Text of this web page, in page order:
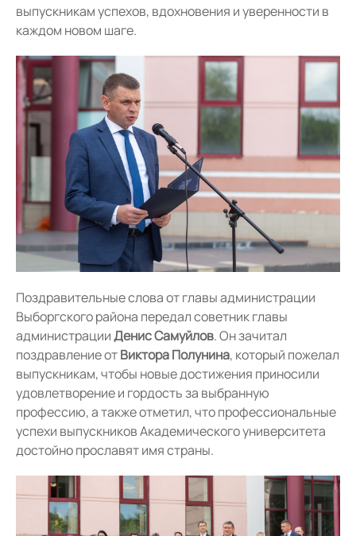
выпускникам успехов, вдохновения и уверенности в
каждом новом шаге.
Поздравительные слова от главы администрации
Выборгского района передал советник главы
администрацииДенис Самуйлов. Он зачитал
поздравление отВиктора Полунина, который пожелал
выпускникам, чтобы новые достижения приносили
удовлетворение и гордость за выбранную
профессию, а также отметил, что профессиональные
успехи выпускников Академического университета
достойно прославят имя страны.